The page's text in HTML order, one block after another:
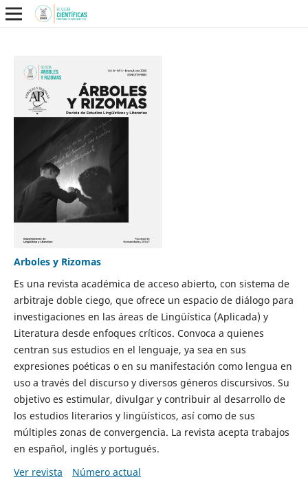
Arboles y Rizomas
Es una revista académica de acceso abierto, con sistema de
arbitraje doble ciego, que ofrece un espacio de diálogo para
investigaciones en las áreas de Lingüística (Aplicada) y
Literatura desde enfoques críticos. Convoca a quienes
centran sus estudios en el lenguaje, ya sea en sus
expresiones poéticas o en su manifestación como lengua en
uso a través del discurso y diversos géneros discursivos. Su
objetivo es estimular, divulgar y contribuir al desarrollo de
los estudios literarios y lingüísticos, así como de sus
múltiples zonas de convergencia. La revista acepta trabajos
en español, inglés y portugués.
Ver revista
Número actual